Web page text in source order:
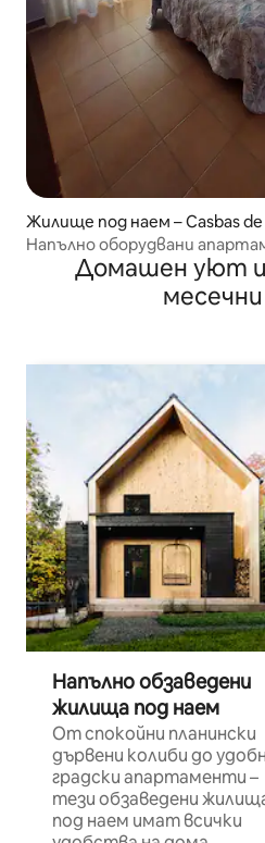
Жилище под наем – Casbas de
Напълно оборудвани
Домашен уют
Напълно обзаведени
жилища под наем
От спокойни планински
дървени колиби до
градски апартаменти –
тези обзаведени
под наем имат всички